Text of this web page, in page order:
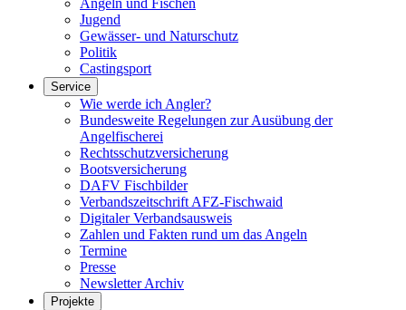
Angeln und Fischen
Jugend
Gewässer- und Naturschutz
Politik
Castingsport
Service
Wie werde ich Angler?
Bundesweite Regelungen zur Ausübung der
Angelfischerei
Rechtsschutzversicherung
Bootsversicherung
DAFV Fischbilder
Verbandszeitschrift AFZ-Fischwaid
Digitaler Verbandsausweis
Zahlen und Fakten rund um das Angeln
Termine
Presse
Newsletter Archiv
Projekte